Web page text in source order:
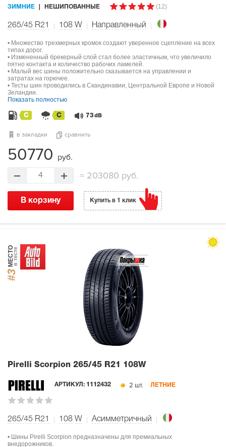
ЗИМНИЕ НЕШИПОВАННЫЕ (12)
265/45 R21 108 W Направленный
• Множество трехмерных кромок создают уверенное сцепление на всех
типах дорог.
• Измененный брекерный слой стал более эластичным, что увеличило
пятно контакта и количество рабочих ламелей.
• Малый вес шины положительно сказывается на управлении и
затратах на горючее.
• Тесты шин проводились в Скандинавии, Центральной Европе и Новой
Зеландии.
Показать полностью
C C 73 dB
в закладки сравнить
50770 руб.
4 =203080 руб.
В корзину Купить в 1 клик
#3
МЕСТОв тесте
Pirelli Scorpion 265/45 R21 108W
АРТИКУЛ: 1112432 2 шт. ЛЕТНИЕ
265/45 R21 108 W Асимметричный
• Шины Pirelli Scorpion предназначены для премиальных
внедорожников.